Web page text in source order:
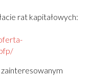
rat kapitałowych: